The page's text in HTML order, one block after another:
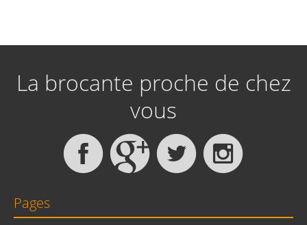
La brocante proche de chez
vous
Pages